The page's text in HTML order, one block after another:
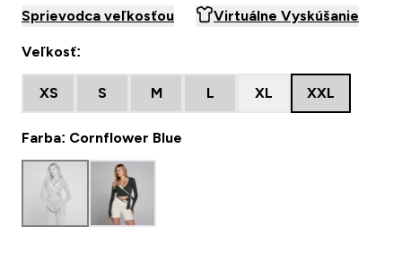
Sprievodca veľkosťou Virtuálne Vyskúšanie
Veľkosť:
XS S M L XL XXL
Farba: Cornflower Blue